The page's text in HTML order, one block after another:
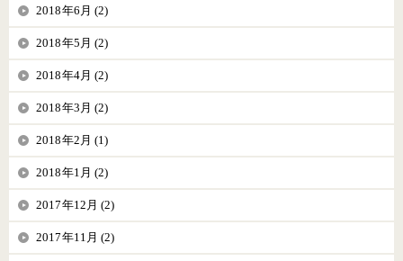
2018年6月 (2)
2018年5月 (2)
2018年4月 (2)
2018年3月 (2)
2018年2月 (1)
2018年1月 (2)
2017年12月 (2)
2017年11月 (2)